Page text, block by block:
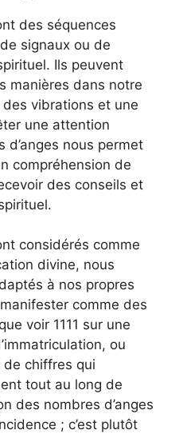
des séquences
signaux ou de
Ils peuvent
manières dans notre
vibrations et une
une attention
d’anges nous permet
compréhension de
des conseils et
considérés comme
divine, nous
à nos propres
comme des
voir 1111 sur une
ou
de chiffres qui
tout au long de
des nombres d’anges
; c’est plutôt